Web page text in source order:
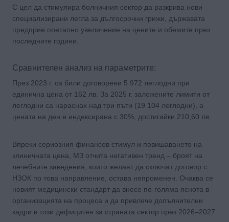
С цел да стимулира болничния сектор да разкрива нови
специализирани легла за дългосрочни грижи, държавата
предприе поетапно увеличение на цените и обемите през
последните години.
Сравнителен анализ на параметрите:
През 2023 г. са били договорени 5 972 леглодни при
единична цена от 162 лв. За 2025 г. заложените лимити от
леглодни са нараснах над три пъти (19 104 леглодни), а
цената на ден е индексирана с 30%, достигайки 210,60 лв.
Впреки сериозния финансов стимул и повишаването на
клиничната цена, МЗ отчита негативен тренд – броят на
лечебните заведения, които желаят да сключат договор с
НЗОК по това направление, остава непроменен. Очаква се
новият медицински стандарт да внесе по-голяма яснота в
организацията на процеса и да привлече допълнителни
кадри в този дефицитен за страната сектор през 2026–2027